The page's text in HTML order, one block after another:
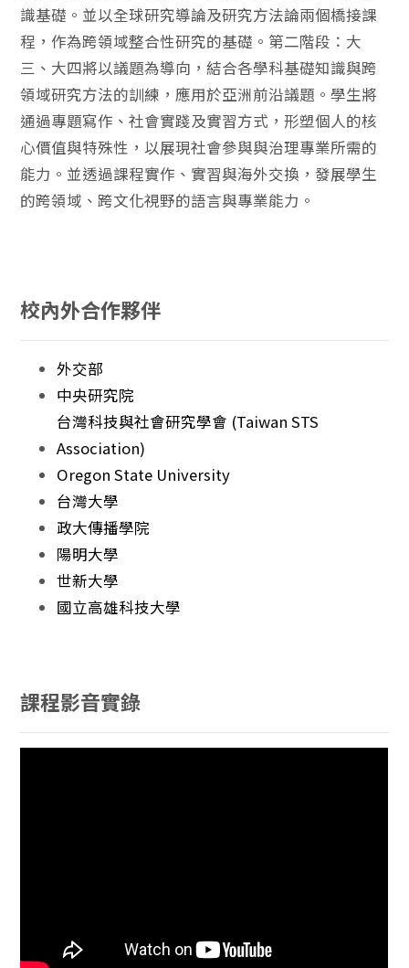
識基礎。並以全球研究導論及研究方法論兩個橋接課
程，作為跨領域整合性研究的基礎。第二階段：大
三、大四將以議題為導向，結合各學科基礎知識與跨
領域研究方法的訓練，應用於亞洲前沿議題。學生將
通過專題寫作、社會實踐及實習方式，形塑個人的核
心價值與特殊性，以展現社會參與與治理專業所需的
能力。並透過課程實作、實習與海外交換，發展學生
的跨領域、跨文化視野的語言與專業能力。
校內外合作夥伴
外交部
中央研究院
台灣科技與社會研究學會 (Taiwan STS
Association)
Oregon State University
台灣大學
政大傳播學院
陽明大學
世新大學
國立高雄科技大學
課程影音實錄